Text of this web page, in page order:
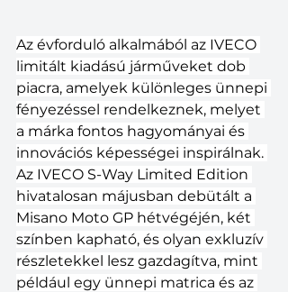
Az évforduló alkalmából az IVECO
limitált kiadású járműveket dob
piacra, amelyek különleges ünnepi
fényezéssel rendelkeznek, melyet
a márka fontos hagyományai és
innovációs képességei inspirálnak.
Az IVECO S-Way Limited Edition
hivatalosan májusban debütált a
Misano Moto GP hétvégéjén, két
színben kapható, és olyan exkluzív
részletekkel lesz gazdagítva, mint
például egy ünnepi matrica és az